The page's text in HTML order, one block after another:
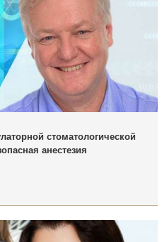
стоматологической
анестезия